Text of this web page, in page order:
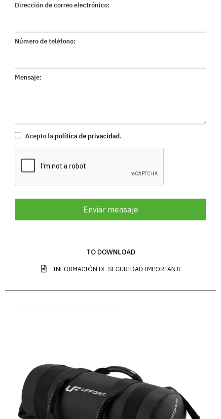
Dirección de correo electrónico:
Número de teléfono:
Mensaje:
Acepto la política de privacidad.
Enviar mensaje
TO DOWNLOAD
INFORMACIÓN DE SEGURIDAD IMPORTANTE